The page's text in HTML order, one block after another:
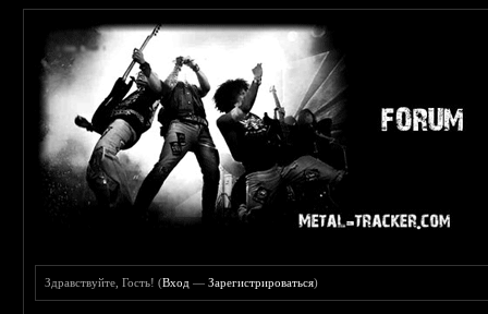
Здравствуйте, Гость! (Вход —Зарегистрироваться)